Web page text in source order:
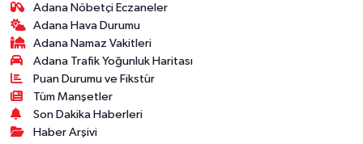
Adana Nöbetçi Eczaneler
Adana Hava Durumu
Adana Namaz Vakitleri
Adana Trafik Yoğunluk Haritası
Puan Durumu ve Fikstür
Tüm Manşetler
Son Dakika Haberleri
Haber Arşivi